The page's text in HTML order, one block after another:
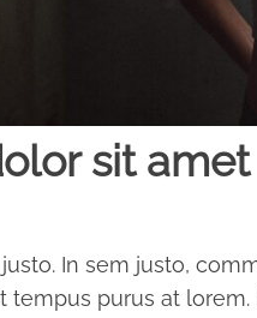
sit amet
In sem justo,
tempus purus at